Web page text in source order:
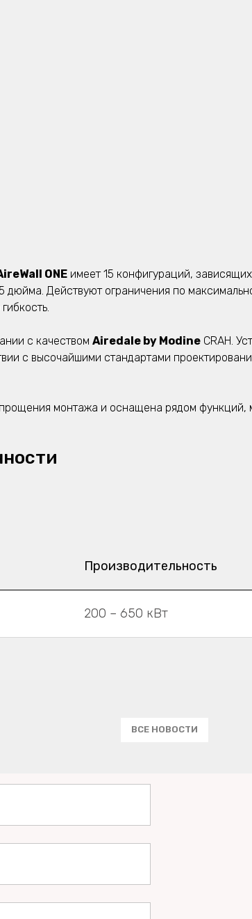
ONE имеет 15 конфигураций,
Действуют ограничения по
с качеством Airedale by Modine CRAH.
с высочайшими стандартами
монтажа и оснащена рядом функций,
Производительность
200 – 650 кВт
ВСЕ НОВОСТИ